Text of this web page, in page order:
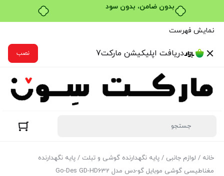
خرید قسطی با ترب‌پی
نمایش فهرست
دریافت اپلیکیشن مارکت7 نصب
خانه / لوازم جانبی / پایه نگهدارنده گوشی و تبلت / پایه نگهدارنده
مغناطیسی گوشی موبایل گو-دس مدل Go-Des GD-HD632